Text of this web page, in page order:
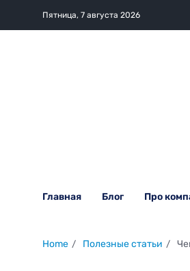
Пятница, 7 августа 2026
Главная Блог Про
Home Полезные статьи